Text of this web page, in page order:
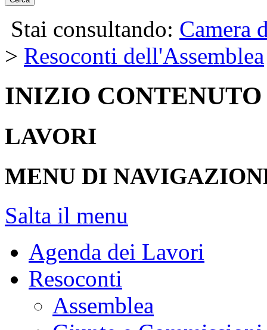
Stai consultando: Camera
> Resoconti dell'Assemblea
INIZIO CONTENUTO
LAVORI
MENU DI
Salta il menu
Agenda dei Lavori
Resoconti
Assemblea